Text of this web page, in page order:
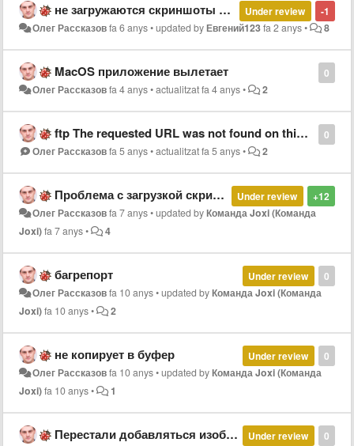
-1
Under review
не загружаются скриншоты на сервер joxi
Олег Рассказовfa 6 anys•updated byЕвгений123fa 2 anys• 8
0
MacOS приложение вылетает
Олег Рассказовfa 4 anys•actualitzatfa 4 anys• 2
0
ftp The requested URL was not found on this server.
Олег Рассказовfa 5 anys•actualitzatfa 5 anys• 2
+12
Under review
Проблема с загрузкой скриншотов
Олег Рассказовfa 7 anys•updated byКоманда Joxi (Команда
Joxi)fa 7 anys• 4
0
Under review
багрепорт
Олег Рассказовfa 10 anys•updated byКоманда Joxi (Команда
Joxi)fa 10 anys• 2
0
Under review
не копирует в буфер
Олег Рассказовfa 10 anys•updated byКоманда Joxi (Команда
Joxi)fa 10 anys• 1
0
Under review
Перестали добавляться изображения в документы Google Docs